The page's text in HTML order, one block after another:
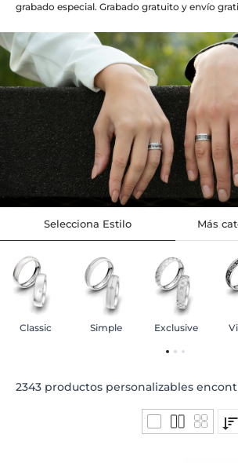
grabado especial. Grabado gratuito y envío
Selecciona Estilo
Classic Simple Exclusive
Más
2343 productos personalizables